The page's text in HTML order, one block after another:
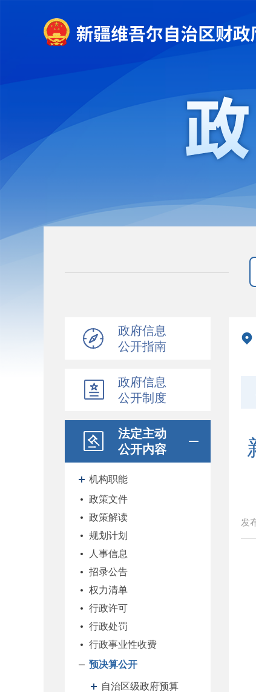
政府信息
公开指南
政府信息
公开制度
法定主动
公开内容
机构职能
政策文件
政策解读
规划计划
人事信息
招录公告
权力清单
行政许可
行政处罚
行政事业性收费
预决算公开
自治区级政府预算
发